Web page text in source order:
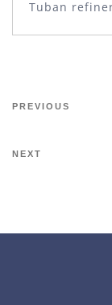
Tuban
PREVIOUS
NEXT